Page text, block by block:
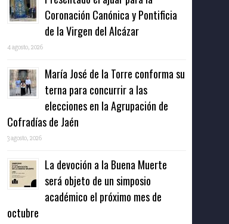
Coronación Canónica y Pontificia
de la Virgen del Alcázar
4 agosto, 2026
María José de la Torre conforma su
terna para concurrir a las
elecciones en la Agrupación de
Cofradías de Jaén
3 agosto, 2026
La devoción a la Buena Muerte
será objeto de un simposio
académico el próximo mes de
octubre